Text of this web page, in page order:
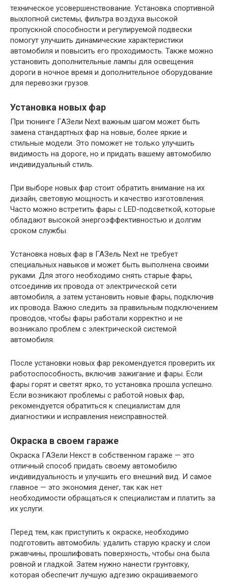
техническое усовершенствование. Установка спортивной
выхлопной системы, фильтра воздуха высокой
пропускной способности и регулируемой подвески
помогут улучшить динамические характеристики
автомобиля и повысить его проходимость. Также можно
установить дополнительные лампы для освещения
дороги в ночное время и дополнительное оборудование
для перевозки грузов.
Установка новых фар
При тюнинге ГАЗели Next важным шагом может быть
замена стандартных фар на новые, более яркие и
стильные модели. Это поможет не только улучшить
видимость на дороге, но и придать вашему автомобилю
индивидуальный стиль.
При выборе новых фар стоит обратить внимание на их
дизайн, световую мощность и качество изготовления.
Часто можно встретить фары с LED-подсветкой, которые
обладают высокой энергоэффективностью и долгим
сроком службы.
Установка новых фар в ГАЗель Next не требует
специальных навыков и может быть выполнена своими
руками. Для этого необходимо снять старые фары,
отсоединив их провода от электрической сети
автомобиля, а затем установить новые фары, подключив
их провода. Важно следить за правильным подключением
проводов, чтобы фары работали корректно и не
возникало проблем с электрической системой
автомобиля.
После установки новых фар рекомендуется проверить их
работоспособность, включив зажигание и фары. Если
фары горят и светят ярко, то установка прошла успешно.
Если возникают проблемы с работой новых фар,
рекомендуется обратиться к специалистам для
диагностики и исправления неисправностей.
Окраска в своем гараже
Окраска ГАЗели Некст в собственном гараже — это
отличный способ придать своему автомобилю
индивидуальность и улучшить его внешний вид. И самое
главное — это экономия денег, так как нет
необходимости обращаться к специалистам и платить за
их услуги.
Перед тем, как приступить к окраске, необходимо
подготовить автомобиль: удалить старую краску и слои
ржавчины, прошлифовать поверхность, чтобы она была
ровной и гладкой. Затем нужно нанести грунтовку,
которая обеспечит лучшую адгезию окрашиваемого